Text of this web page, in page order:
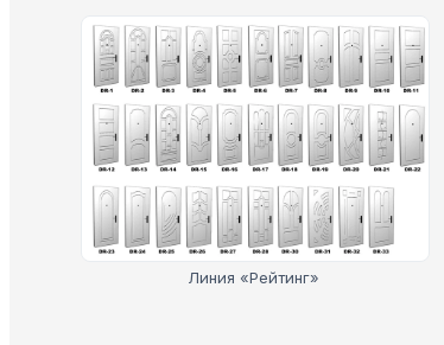
Линия «Рейтинг»